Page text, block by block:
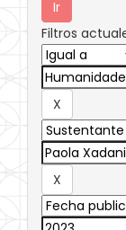
Filtros